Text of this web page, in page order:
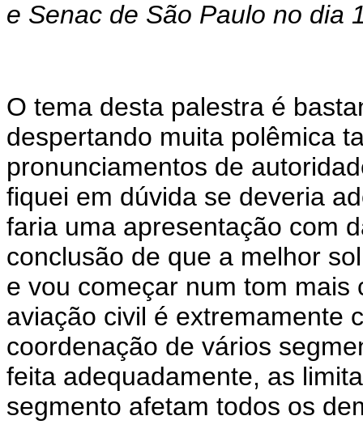
e Senac de São Paulo no dia
O tema desta palestra é
despertando muita polêmica
pronunciamentos de
fiquei em dúvida se deveria
faria uma apresentação com
conclusão de que a melhor
e vou começar num tom
aviação civil é extremamente
coordenação de vários
feita adequadamente, as
segmento afetam todos os